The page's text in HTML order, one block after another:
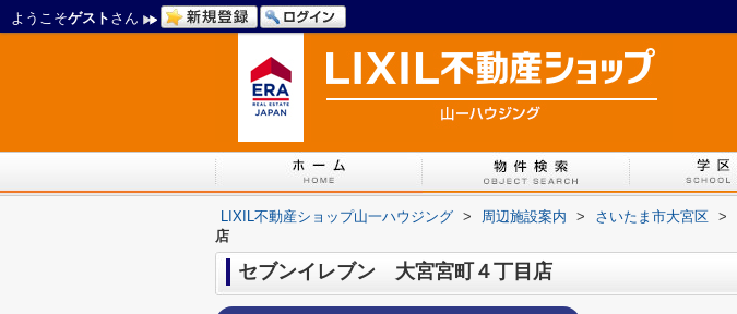
ようこそゲスト さん
LIXIL不動産ショップ山一ハウジング > 周辺施設案内 > さいたま市大宮区 >
店
セブンイレブン 大宮宮町４丁目店